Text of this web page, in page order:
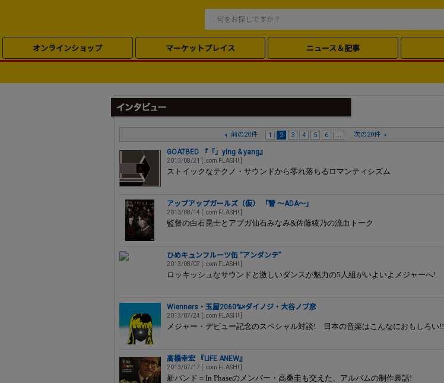
オンラインショップ マーケットプレイス ニュース＆記事
前の20件 1 2 3 4 5 6 ... 次の20件
GOATBED 『「」ying & yang』
2013/08/21 [ .com FLASH! ]
ストイックなテクノ・サウンドから零れ落ちるロマンティシズム
アップアップガールズ（仮） 「讐 ～ADA～」
2013/08/14 [ .com FLASH! ]
監督の白石晃士とアプガ仙石みなみ&佐藤綾乃の流血トーク
ひめキュンフルーツ缶 “アンダンテ”
2013/08/07 [ .com FLASH! ]
ロッキッシュなサウンドと激しいダンスが魅力の5人組がいよいよメジャーへ!
Wienners・玉屋2060%×ダイノジ・大谷ノブ彦
2013/07/24 [ .com FLASH! ]
メジャー・デビュー記念のスペシャル対談! 日本の音楽はこんなにおもしろい!!
高橋幸宏 『LIFE ANEW』
2013/07/17 [ .com FLASH! ]
新バンド＝In Phaseのメンバー・高桑圭も交えた、アルバムの制作裏話!